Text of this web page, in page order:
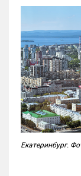
Екатеринбург.